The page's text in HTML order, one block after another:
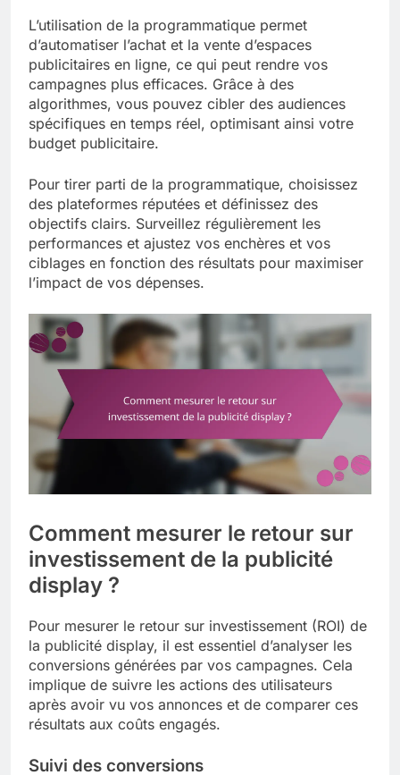
L’utilisation de la programmatique permet
d’automatiser l’achat et la vente d’espaces
publicitaires en ligne, ce qui peut rendre vos
campagnes plus efficaces. Grâce à des
algorithmes, vous pouvez cibler des audiences
spécifiques en temps réel, optimisant ainsi votre
budget publicitaire.
Pour tirer parti de la programmatique, choisissez
des plateformes réputées et définissez des
objectifs clairs. Surveillez régulièrement les
performances et ajustez vos enchères et vos
ciblages en fonction des résultats pour maximiser
l’impact de vos dépenses.
Comment mesurer le retour sur
investissement de la publicité
display ?
Pour mesurer le retour sur investissement (ROI) de
la publicité display, il est essentiel d’analyser les
conversions générées par vos campagnes. Cela
implique de suivre les actions des utilisateurs
après avoir vu vos annonces et de comparer ces
résultats aux coûts engagés.
Suivi des conversions